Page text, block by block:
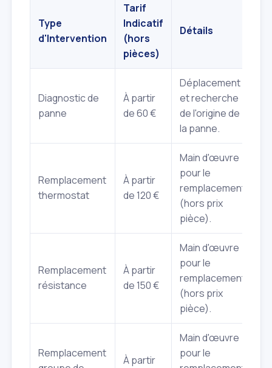
Type
d'Intervention
Tarif
Indicatif
(hors
pièces)
Détails
Diagnostic de
panne
À partir
de 60 €
Déplacement
et recherche
de l'origine de
la panne.
Remplacement
thermostat
À partir
de 120 €
Main d'œuvre
pour le
remplacement
(hors prix
pièce).
Remplacement
résistance
À partir
de 150 €
Main d'œuvre
pour le
remplacement
(hors prix
pièce).
Remplacement
À partir
Main d'œuvre
pour le